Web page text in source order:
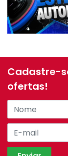
Cadastre-
ofertas!